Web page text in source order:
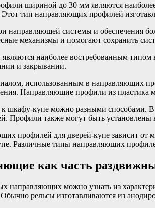
шириной до 30 мм являются
тип направляющих профилей
направляющей системы и обеспечения
механизмы и помогают сохранить
наиболее востребованным
и закрывании.
использованным в направляющих
Направляющие профили из пластика
шкафу-купе можно разными способами. В
Профили также могут быть
профилей для дверей-купе зависит
Различные типы направляющих
как часть
направляющих можно узнать из
рельсы изготавливаются из